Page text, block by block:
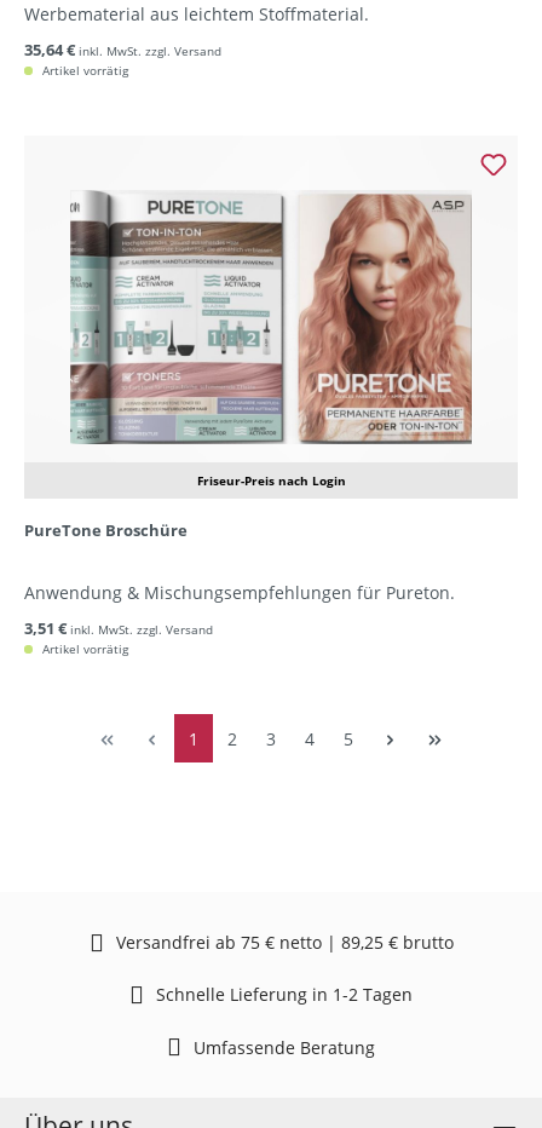
Werbematerial aus leichtem Stoffmaterial.
35,64 € inkl. MwSt. zzgl. Versand
Artikel vorrätig
Friseur-Preis nach Login
PureTone Broschüre
Anwendung & Mischungsempfehlungen für Pureton.
3,51 € inkl. MwSt. zzgl. Versand
Artikel vorrätig
1 2 3 4 5
Versandfrei ab 75 € netto | 89,25 € brutto
Schnelle Lieferung in 1-2 Tagen
Umfassende Beratung